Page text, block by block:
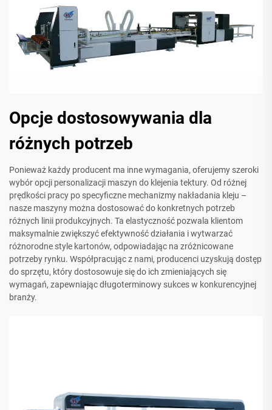
Opcje dostosowywania dla
różnych potrzeb
Ponieważ każdy producent ma inne wymagania, oferujemy szeroki
wybór opcji personalizacji maszyn do klejenia tektury. Od różnej
prędkości pracy po specyficzne mechanizmy nakładania kleju –
nasze maszyny można dostosować do konkretnych potrzeb
różnych linii produkcyjnych. Ta elastyczność pozwala klientom
maksymalnie zwiększyć efektywność działania i wytwarzać
różnorodne style kartonów, odpowiadając na zróżnicowane
potrzeby rynku. Współpracując z nami, producenci uzyskują dostęp
do sprzętu, który dostosowuje się do ich zmieniających się
wymagań, zapewniając długoterminowy sukces w konkurencyjnej
branży.